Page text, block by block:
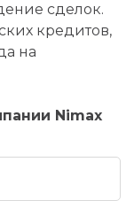
сделок.
кредитов,
на
Nimax